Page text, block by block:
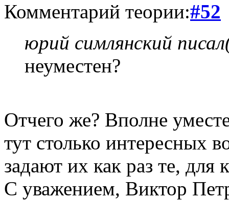
Комментарий теории:#52
юрий симлянский
неуместен?
Отчего же? Вполне
тут столько интересных
задают их как раз те, для
С уважением, Виктор